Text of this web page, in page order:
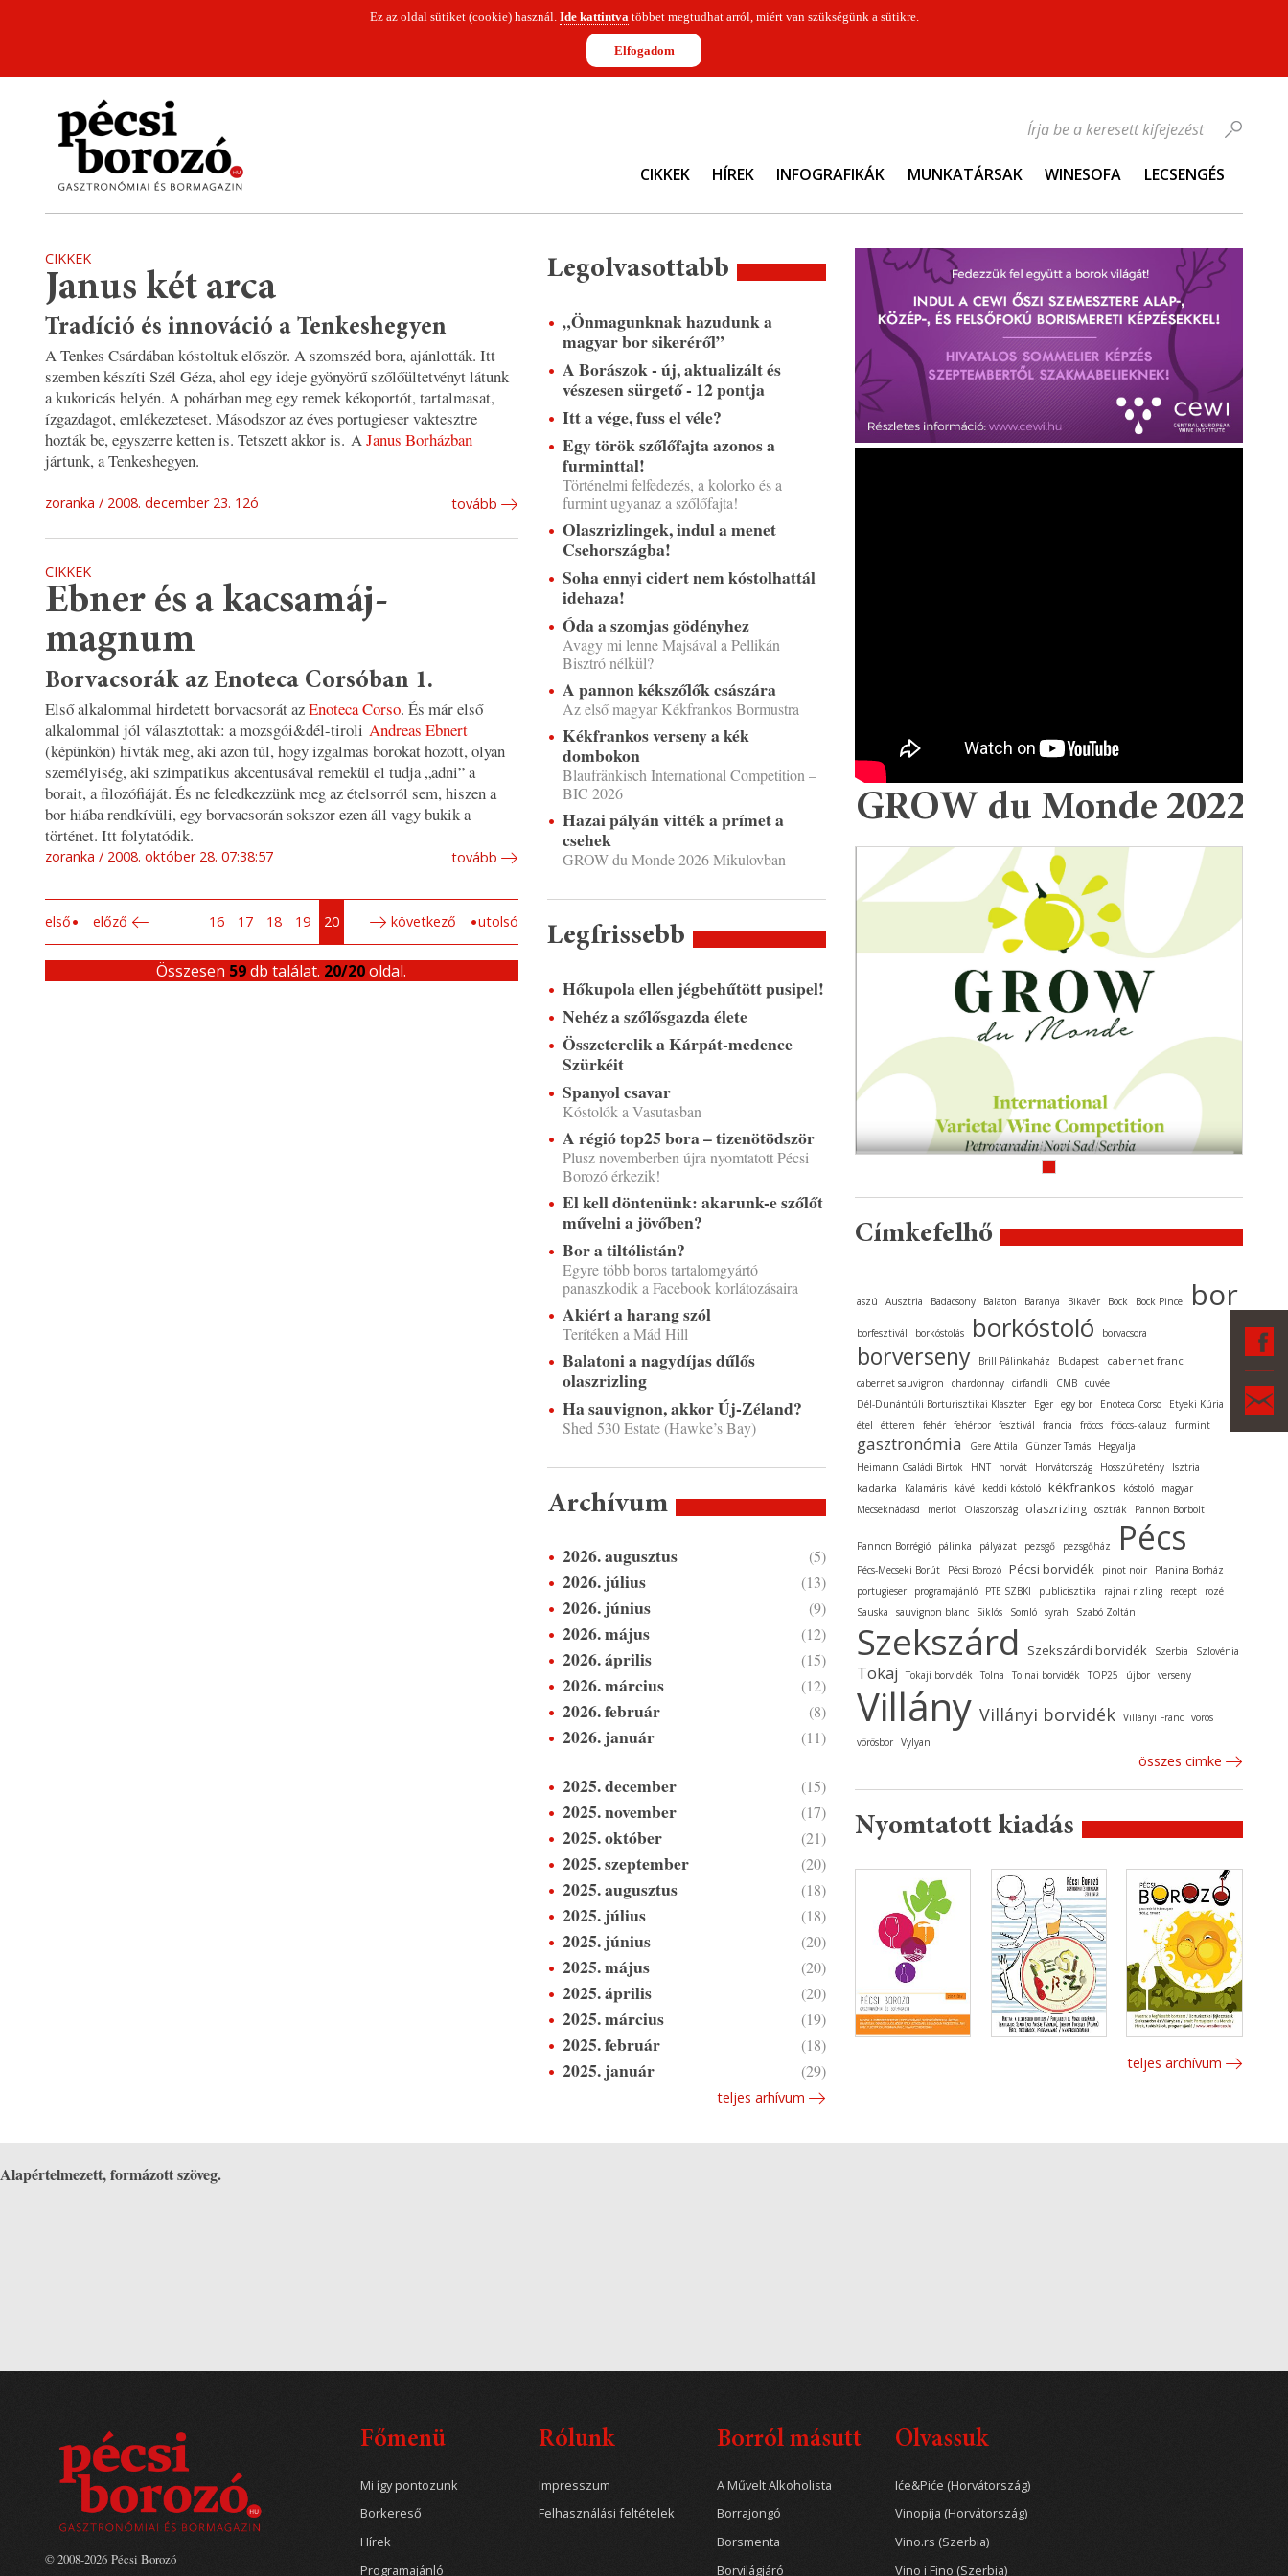
Ez az oldal sütiket (cookie) használ. Ide kattintvatöbbet megtudhat arról, miért van szükségünk a sütikre.
Elfogadom
CIKKEK HÍREK INFOGRAFIKÁK MUNKATÁRSAK WINESOFA LECSENGÉS
Írja be a keresett kifejezést
CIKKEK
Janus két arca
Tradíció és innováció a Tenkeshegyen
A Tenkes Csárdában kóstoltuk először. A szomszéd bora, ajánlották. Itt
szemben készíti Szél Géza, ahol egy ideje gyönyörű szőlőültetvényt látunk
a kukoricás helyén. A pohárban meg egy remek kékoportót, tartalmasat,
ízgazdagot, emlékezeteset. Másodszor az éves portugieser vaktesztre
hozták be, egyszerre ketten is. Tetszett akkor is. AJanus Borházban
jártunk, a Tenkeshegyen.
zoranka 2008. december 23. 12ó tovább
CIKKEK
Ebner és a kacsamáj-
magnum
Borvacsorák az Enoteca Corsóban 1.
Első alkalommal hirdetett borvacsorát azEnoteca Corso. És már első
alkalommal jól választottak: a mozsgói&dél-tiroli Andreas Ebnert
(képünkön) hívták meg, aki azon túl, hogy izgalmas borokat hozott, olyan
személyiség, aki szimpatikus akcentusával remekül el tudja „adni” a
borait, a filozófiáját. És ne feledkezzünk meg az ételsorról sem, hiszen a
bor hiába rendkívüli, egy borvacsorán sokszor ezen áll vagy bukik a
történet. Itt folytatódik.
zoranka 2008. október 28. 07:38:57 tovább
első előző 16 17 18 19 20 következő utolsó
Összesen 59db találat. 20/20oldal.
Legolvasottabb
„Önmagunknak hazudunk a
magyar bor sikeréről”
A Borászok - új, aktualizált és
vészesen sürgető - 12 pontja
Itt a vége, fuss el véle?
Egy török szőlőfajta azonos a
furminttal!
Történelmi felfedezés, a kolorko és a
furmint ugyanaz a szőlőfajta!
Olaszrizlingek, indul a menet
Csehországba!
Soha ennyi cidert nem kóstolhattál
idehaza!
Óda a szomjas gödényhez
Avagy mi lenne Majsával a Pellikán
Bisztró nélkül?
A pannon kékszőlők császára
Az első magyar Kékfrankos Bormustra
Kékfrankos verseny a kék
dombokon
Blaufränkisch International Competition –
BIC 2026
Hazai pályán vitték a prímet a
csehek
GROW du Monde 2026 Mikulovban
Legfrissebb
Hőkupola ellen jégbehűtött pusipel!
Nehéz a szőlősgazda élete
Összeterelik a Kárpát-medence
Szürkéit
Spanyol csavar
Kóstolók a Vasutasban
A régió top25 bora – tizenötödször
Plusz novemberben újra nyomtatott Pécsi
Borozó érkezik!
El kell döntenünk: akarunk-e szőlőt
művelni a jövőben?
Bor a tiltólistán?
Egyre több boros tartalomgyártó
panaszkodik a Facebook korlátozásaira
Akiért a harang szól
Terítéken a Mád Hill
Balatoni a nagydíjas dűlős
olaszrizling
Ha sauvignon, akkor Új-Zéland?
Shed 530 Estate (Hawke’s Bay)
Archívum
2026. augusztus (5)
2026. július (13)
2026. június (9)
2026. május (12)
2026. április (15)
2026. március (12)
2026. február (8)
2026. január (11)
2025. december (15)
2025. november (17)
2025. október (21)
2025. szeptember (20)
2025. augusztus (18)
2025. július (18)
2025. június (20)
2025. május (20)
2025. április (20)
2025. március (19)
2025. február (18)
2025. január (29)
teljes arhívum
GROW du Monde 2022
Címkefelhő
aszú Ausztria Badacsony Balaton Baranya Bikavér Bock Bock Pince bor
borfesztivál borkóstolás borkóstoló borvacsora
borverseny Brill Pálinkaház Budapest cabernet franc
cabernet sauvignon chardonnay cirfandli CMB cuvée
Dél-Dunántúli Borturisztikai Klaszter
Eger egy bor Enoteca Corso
Etyeki Kúria
étel
étterem fehér fehérbor fesztivál francia fröccs fröccs-kalauz furmint
gasztronómia Gere Attila Günzer Tamás
Hegyalja
Heimann Családi Birtok
HNT horvát Horvátország Hosszúhetény Isztria
kadarka Kalamáris kávé keddi kóstoló kékfrankos kóstoló
magyar
Mecseknádasd
merlot Olaszország olaszrizling osztrák Pannon Borbolt
Pannon Borrégió pálinka pályázat pezsgő pezsgőház Pécs
Pécs-Mecseki Borút Pécsi Borozó Pécsi borvidék pinot noir
Planina Borház
portugieser
programajánló PTE SZBKI publicisztika rajnai rizling recept
rozé
Sauska
sauvignon blanc Siklós Somló syrah Szabó Zoltán
Szekszárd Szekszárdi borvidék Szerbia Szlovénia
Tokaj Tokaji borvidék Tolna Tolnai borvidék TOP25 újbor verseny
Villány Villányi borvidék Villányi Franc vörös
vörösbor Vylyan
összes cimke
Nyomtatott kiadás
teljes archívum
Alapértelmezett, formázott szöveg.
Főmenü
Mi így pontozunk
Borkereső
Hírek
Programajánló
Rólunk
Impresszum
Felhasználási feltételek
Borról másutt
A Művelt Alkoholista
Borrajongó
Borsmenta
Borvilágjáró
Olvassuk
Iće&Piće (Horvátország)
Vinopija (Horvátország)
Vino.rs (Szerbia)
Vino i Fino (Szerbia)
© 2008-2026 Pécsi Borozó